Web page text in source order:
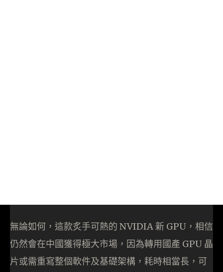
無論如何，這款炙手可熱的 NVIDIA 新 GPU，相信
仍然會在中國獲得極大市場，因為轉用國產 GPU 晶
片或需重寫整個軟件及基礎架構，耗時相當長，可